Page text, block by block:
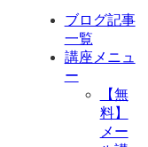
ブログ記事
一覧
講座メニュ
ー
【無
料】
メー